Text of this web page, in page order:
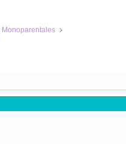
Monoparentales